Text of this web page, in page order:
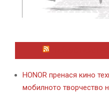
HONOR пренася кино
мобилното творчество